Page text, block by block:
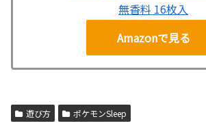
無香料 16枚入
Amazonで見る
遊び方 ポケモンSleep